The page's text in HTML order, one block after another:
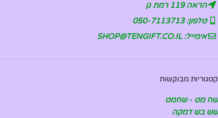
הראה 119 רמת גן
טלפון: 050-7113713
אימייל: SHOP@TENGIFT.CO.IL
קטגוריות מבוקשות
שח מט - שחמט
שש בש דמקה